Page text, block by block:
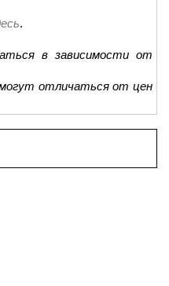
.
в зависимости от
отличаться от цен